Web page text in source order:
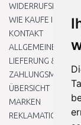
WIDERRUFSRECHT
WIE KAUFE ICH EIN?
KONTAKT
ALLGEMEINEN
LIEFERUNG &
ÜBERSICHT
MARKEN
REKLAMATIONEN